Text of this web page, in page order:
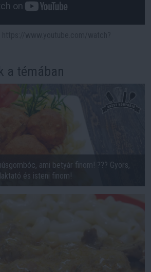
a témában
ami betyár finom! ??? Gyors,
laktató és isteni finom!